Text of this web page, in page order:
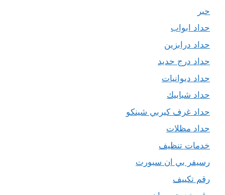
حبر
حداد ابواب
حداد درابزين
حداد درج حديد
حداد ديوانيات
حداد شبابيك
حداد غرف كيربي شينكو
حداد مظلات
خدمات تنظيف
رسيفر بي ان سبورت
رقم تكييف